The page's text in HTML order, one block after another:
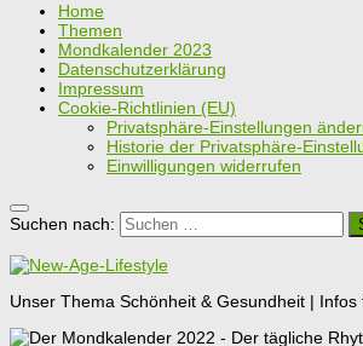
Home
Themen
Mondkalender 2023
Datenschutzerklärung
Impressum
Cookie-Richtlinien (EU)
Privatsphäre-Einstellungen
Historie der Privatsphäre-
Einwilligungen widerrufen
Suchen nach:
Unser Thema Schönheit & Gesundheit |